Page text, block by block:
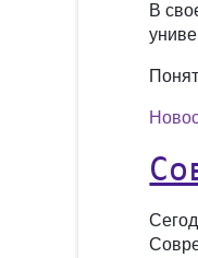
В